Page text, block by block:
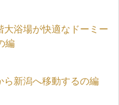
大浴場が快適なドーミー
編
ら新潟へ移動するの編